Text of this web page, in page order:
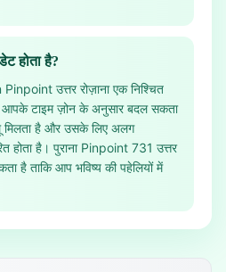
होता है?
उत्तर रोज़ाना एक निश्चित
आपके टाइम ज़ोन के अनुसार बदल सकता
मिलता है और उसके लिए अलग
होता है। पुराना Pinpoint 731 उत्तर
है ताकि आप भविष्य की पहेलियों में